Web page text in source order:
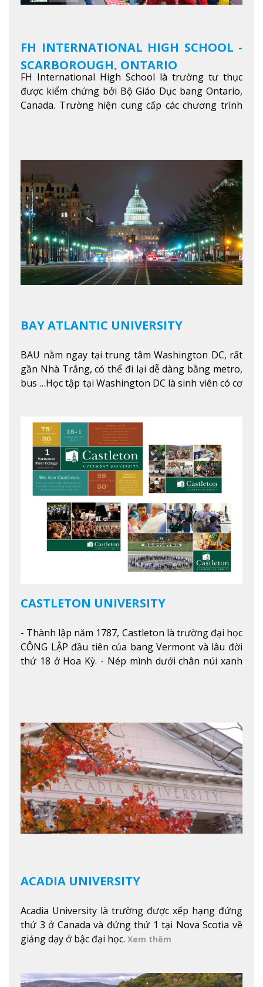
FH INTERNATIONAL HIGH SCHOOL -
SCARBOROUGH, ONTARIO
FH International High School là trường tư thục
được kiểm chứng bởi Bộ Giáo Dục bang Ontario,
Canada. Trường hiện cung cấp các chương trình
nhanh chóng môi trường học tại Canada.Xem
thêm
BAY ATLANTIC UNIVERSITY
BAU nằm ngay tại trung tâm Washington DC, rất
gần Nhà Trắng, có thể đi lại dễ dàng bằng metro,
bus …Học tập tại Washington DC là sinh viên có cơ
nghiệp ở Mỹ, #7 thành phố an toàn nhất trên Thế
Xem thêm
CASTLETON UNIVERSITY
- Thành lập năm 1787, Castleton là trường đại học
CÔNG LẬP đầu tiên của bang Vermont và lâu đời
thứ 18 ở Hoa Kỳ. - Nép mình dưới chân núi xanh
tuyết của trường, sinh viên có thể thưởng thức vẻ
đẹp tự nhiên của Vermont từ mọi góc trong
khuôn viên trường.Xem thêm
ACADIA UNIVERSITY
Acadia University là trường được xếp hạng đứng
thứ 3 ở Canada và đứng thứ 1 tại Nova Scotia về
giảng dạy ở bậc đại học. Xem thêm